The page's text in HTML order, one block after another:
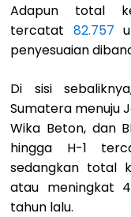
Adapun total
tercatat 82.757
penyesuaian
Di sisi
Sumatera menuju
Wika Beton, dan
hingga H-1
sedangkan total
atau meningkat
tahun lalu.